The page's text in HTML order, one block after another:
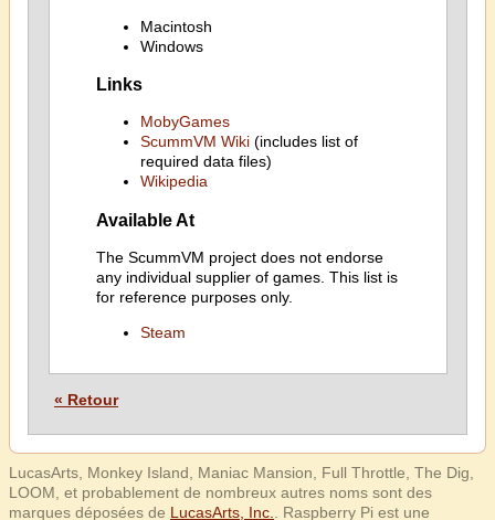
Macintosh
Windows
Links
MobyGames
ScummVM Wiki(includes list of
required data files)
Wikipedia
Available At
The ScummVM project does not endorse
any individual supplier of games. This list is
for reference purposes only.
Steam
« Retour
LucasArts, Monkey Island, Maniac Mansion, Full Throttle, The Dig,
LOOM, et probablement de nombreux autres noms sont des
marques déposées de LucasArts, Inc. . Raspberry Pi est une